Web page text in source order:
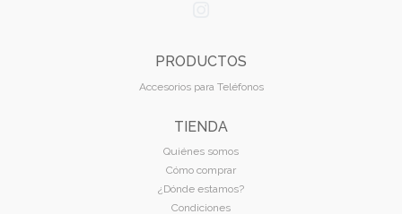
PRODUCTOS
Accesorios para Teléfonos
TIENDA
Quiénes somos
Cómo comprar
¿Dónde estamos?
Condiciones